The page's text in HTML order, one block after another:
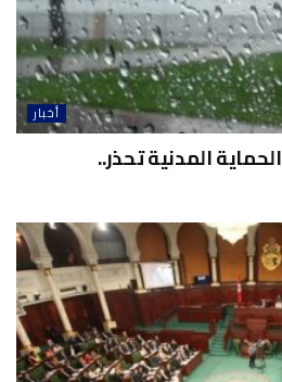
أخبار
المدنية تحذر..